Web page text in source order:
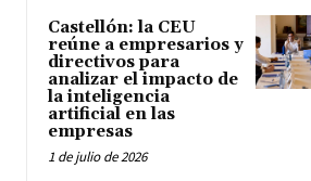
Castellón: la CEU
reúne a empresarios y
directivos para
analizar el impacto de
la inteligencia
artificial en las
empresas
1 de julio de 2026